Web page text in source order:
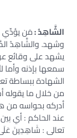
الشَّاهِدُ :مَن
وشهد. والشَّاهِدُ
يشهد على وقائع
سمعها بإذنه وأما
الشهادة ببساطة
من خلال ما
أدركه بحواسه من
عند الحاكم : أي
تعالى : شَاهِدِينَ عَلَى